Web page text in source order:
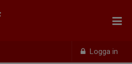
Logga in